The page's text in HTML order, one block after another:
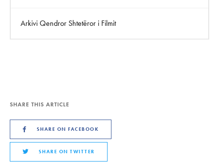
Arkivi Qendror Shtetëror i Filmit
SHARE THIS ARTICLE
SHARE ON FACEBOOK
SHARE ON TWITTER